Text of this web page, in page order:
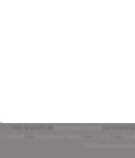
Voir le profil de jean-paul vialard sur le
Contact
Signaler un abus C.G.U.
Préférences